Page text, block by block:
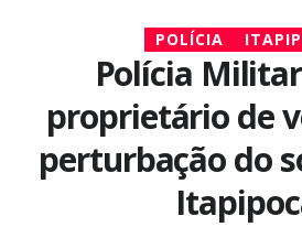
POLÍCIA
Polícia
proprietário de
perturbação do